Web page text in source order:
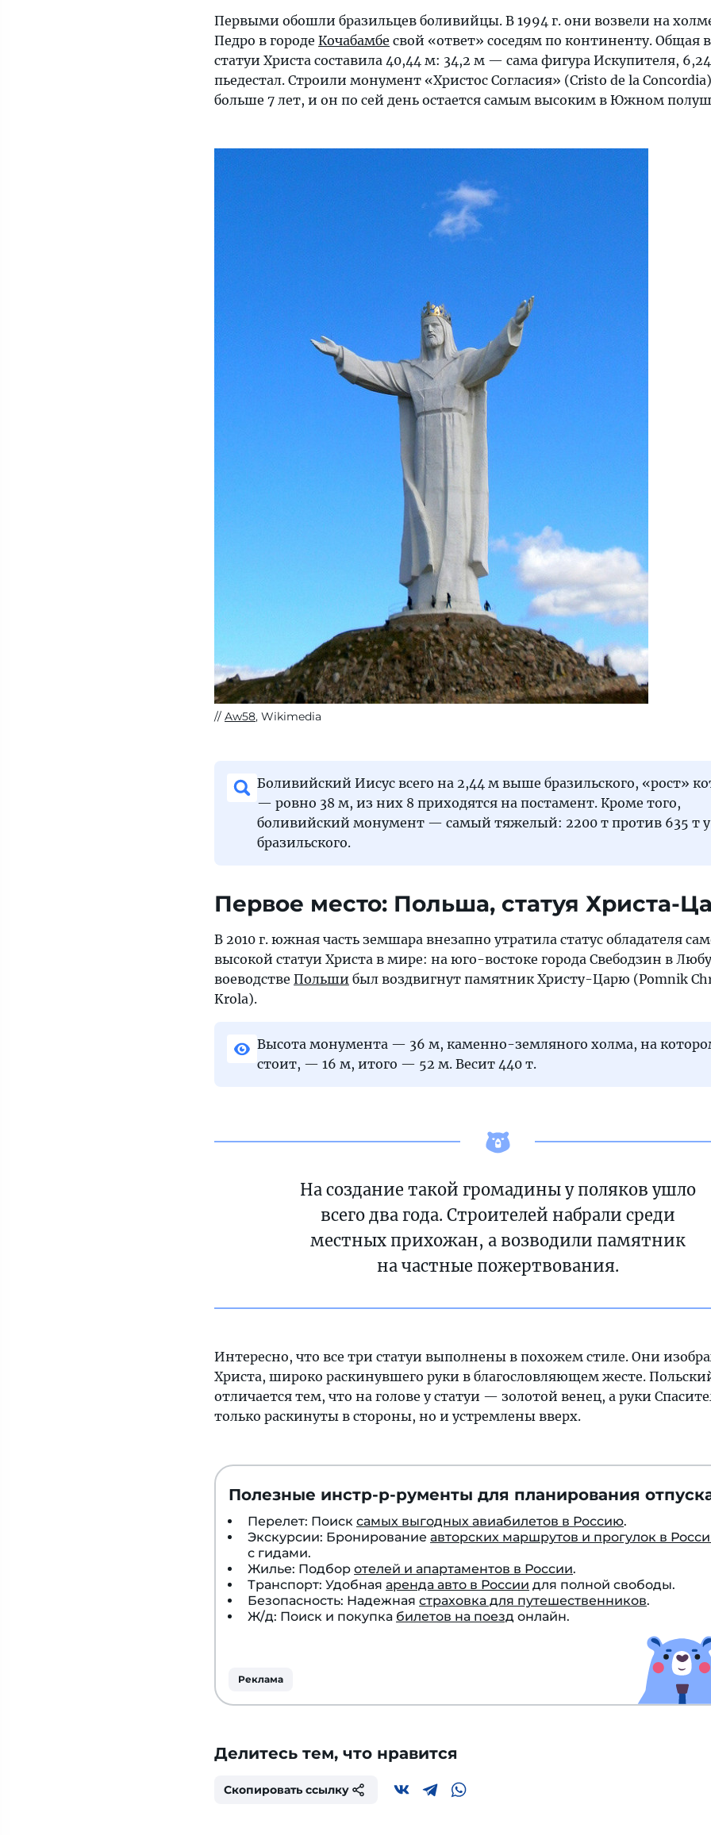
Жанейро».
Но
это
давно
не
Первыми обошли бразильцев боливийцы. В 1994 г. они возвели на
Педро в городе Кочабамбе свой «ответ» соседям по континенту. Общая
статуи Христа составила 40,44 м: 34,2 м — сама фигура Искупителя,
пьедестал. Строили монумент «Христос Согласия» (Cristo de la
больше 7 лет, и он по сей день остается самым высоким в Южном
Aw58, Wikimedia
Боливийский Иисус всего на 2,44 м выше бразильского, «рост»
— ровно 38 м, из них 8 приходятся на постамент. Кроме того,
боливийский монумент — самый тяжелый: 2200 т против 635 т у
бразильского.
Первое место: Польша, статуя Христа-
В 2010 г. южная часть земшара внезапно утратила статус обладателя
высокой статуи Христа в мире: на юго-востоке города Свебодзин в
воеводстве Польши был воздвигнут памятник Христу-Царю (Pomnik
Krola).
Высота монумента — 36 м, каменно-земляного холма, на
стоит, — 16 м, итого — 52 м. Весит 440 т.
На создание такой громадины у поляков ушло
всего два года. Строителей набрали среди
местных прихожан, а возводили памятник
на частные пожертвования.
Интересно, что все три статуи выполнены в похожем стиле. Они
Христа, широко раскинувшего руки в благословляющем жесте.
отличается тем, что на голове у статуи — золотой венец, а руки
только раскинуты в стороны, но и устремлены вверх.
Полезные инстр-р-рументы для планирования
Перелет: Поиск самых выгодных авиабилетов в Россию.
Экскурсии: Бронирование авторских маршрутов и прогулок в
с гидами.
Жилье: Подбор отелей и апартаментов в России.
Транспорт: Удобная аренда авто в России для полной свободы.
Безопасность: Надежная страховка для путешественников.
Ж/д: Поиск и покупка билетов на поезд онлайн.
Реклама
Делитесь тем, что нравится
Скопировать ссылку